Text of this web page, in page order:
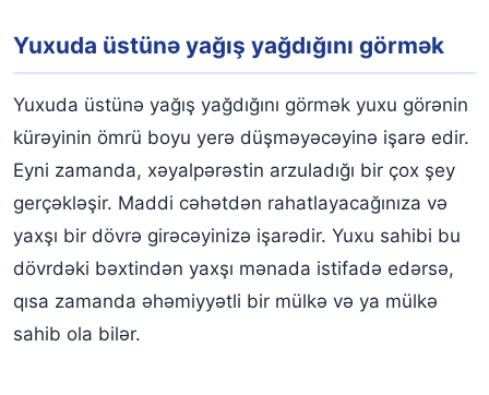
Yuxuda üstünə yağış yağdığını görmək
Yuxuda üstünə yağış yağdığını görmək yuxu görənin
kürəyinin ömrü boyu yerə düşməyəcəyinə işarə edir.
Eyni zamanda, xəyalpərəstin arzuladığı bir çox şey
gerçəkləşir. Maddi cəhətdən rahatlayacağınıza və
yaxşı bir dövrə girəcəyinizə işarədir. Yuxu sahibi bu
dövrdəki bəxtindən yaxşı mənada istifadə edərsə,
qısa zamanda əhəmiyyətli bir mülkə və ya mülkə
sahib ola bilər.